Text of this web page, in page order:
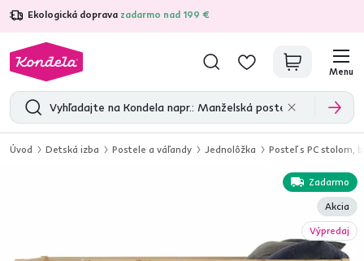
Ekologická doprava zadarmo nad 199 €
4,7 31 285overených produktových recenzií
Menu
Úvod Detská izba Postele a váľandy Jednolôžka Posteľ s PC stolom,
Zadarmo
Akcia
Výpredaj